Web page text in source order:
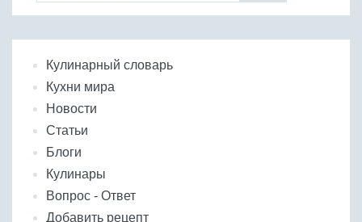
Кулинарный словарь
Кухни мира
Новости
Статьи
Блоги
Кулинары
Вопрос - Ответ
Добавить рецепт